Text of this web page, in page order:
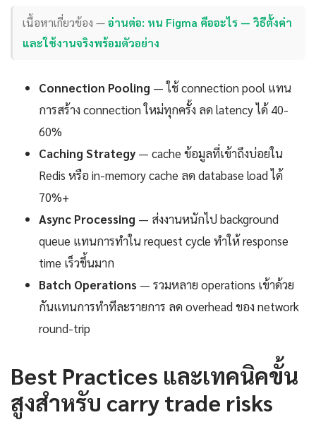
เนื้อหาเกี่ยวข้อง —อ่านต่อ: หน Figma คืออะไร — วิธีตั้งค่า
และใช้งานจริงพร้อมตัวอย่าง
Connection Pooling — ใช้ connection pool แทน
การสร้าง connection ใหม่ทุกครั้ง ลด latency ได้ 40-
60%
Caching Strategy — cache ข้อมูลที่เข้าถึงบ่อยใน
Redis หรือ in-memory cache ลด database load ได้
70%+
Async Processing — ส่งงานหนักไป background
queue แทนการทำใน request cycle ทำให้ response
time เร็วขึ้นมาก
Batch Operations — รวมหลาย operations เข้าด้วย
กันแทนการทำทีละรายการ ลด overhead ของ network
round-trip
Best Practices และเทคนิคขั้น
สูงสำหรับ carry trade risks